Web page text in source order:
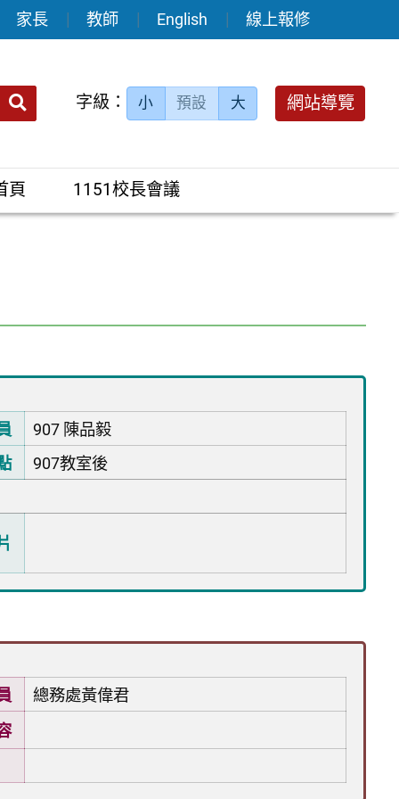
家長 教師 English 線上報修
送出 字級： 小 預設 大 網站導覽
頁 1151校長會議
907 陳品毅
907教室後
總務處黃偉君